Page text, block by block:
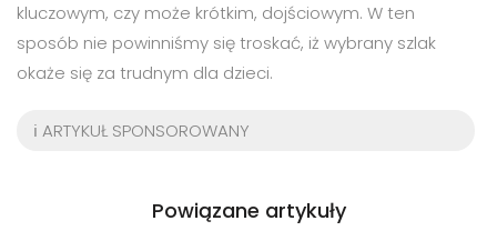
kluczowym, czy może krótkim, dojściowym. W ten
sposób nie powinniśmy się troskać, iż wybrany szlak
okaże się za trudnym dla dzieci.
ℹ️ ARTYKUŁ SPONSOROWANY
Powiązane artykuły